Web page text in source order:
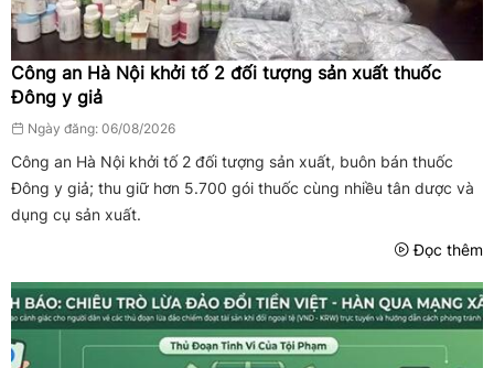
Công an Hà Nội khởi tố 2 đối tượng sản xuất thuốc
Đông y giả
Ngày đăng: 06/08/2026
Công an Hà Nội khởi tố 2 đối tượng sản xuất, buôn bán thuốc
Đông y giả; thu giữ hơn 5.700 gói thuốc cùng nhiều tân dược và
dụng cụ sản xuất.
Đọc thêm